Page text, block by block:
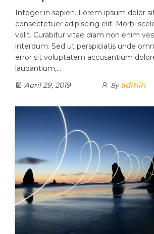
Integer in sapien. Lorem ipsum dolor
consectetuer adipiscing elit. Morbi
velit. Curabitur vitae diam non enim
interdum. Sed ut perspiciatis unde
error sit voluptatem accusantium
laudantium,…
April 29, 2019
By admin